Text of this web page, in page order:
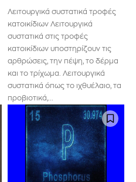
Λειτουργικά συστατικά τροφές
κατοικίδιων Λειτουργικά
συστατικά στις τροφές
κατοικίδιων υποστηρίζουν τις
αρθρώσεις, την πέψη, το δέρμα
και το τρίχωμα. Λειτουργικά
συστατικά όπως το ιχθυέλαιο, τα
προβιοτικά,...